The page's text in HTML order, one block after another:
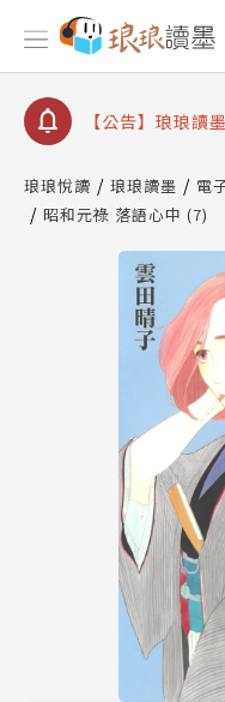
查詢
【公告】因
停部分閱讀服務
【公告】琅琅讀
請圖文教學
查詢
【公告】因
停部分閱讀服務
琅琅悅讀 琅琅讀墨 電
昭和元祿 落語心中 (7)